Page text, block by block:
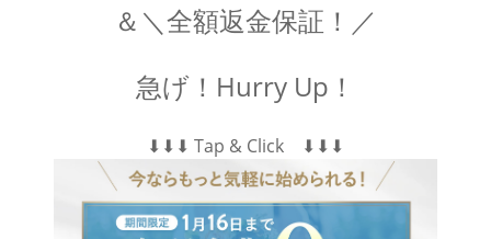
＆＼全額返金保証！／
急げ！Hurry Up！
⬇︎⬇︎⬇︎ Tap & Click ⬇︎⬇︎⬇︎